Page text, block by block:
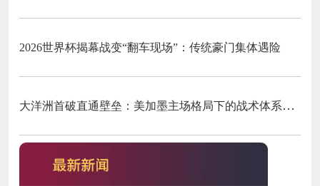
2026世界杯揭幕战变“翻车现场”：传统豪门集体遇险
大洋洲首破直通壁垒：美加墨主场格局下的战术体系重构